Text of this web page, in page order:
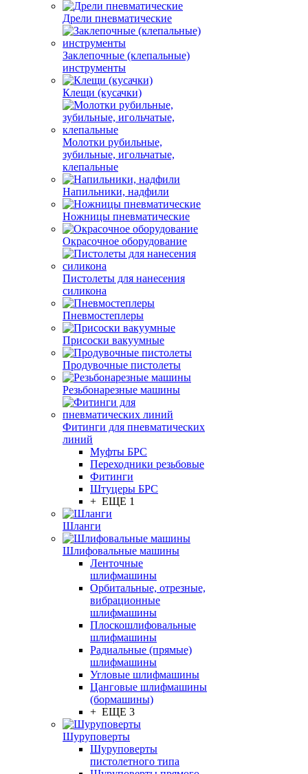
Дрели пневматические
Заклепочные (клепальные)
инструменты
Клещи (кусачки)
Молотки рубильные,
зубильные, игольчатые,
клепальные
Напильники, надфили
Ножницы пневматические
Окрасочное оборудование
Пистолеты для нанесения
силикона
Пневмостеплеры
Присоски вакуумные
Продувочные пистолеты
Резьбонарезные машины
Фитинги для пневматических
линий
Муфты БРС
Переходники резьбовые
Фитинги
Штуцеры БРС
+ ЕЩЕ 1
Шланги
Шлифовальные машины
Ленточные
шлифмашины
Орбитальные, отрезные,
вибрационные
шлифмашины
Плоскошлифовальные
шлифмашины
Радиальные (прямые)
шлифмашины
Угловые шлифмашины
Цанговые шлифмашины
(бормашины)
+ ЕЩЕ 3
Шуруповерты
Шуруповерты
пистолетного типа